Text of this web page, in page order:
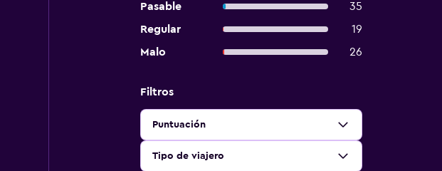
Pasable
35
Regular
19
Malo
26
Filtros
Puntuación
Tipo de viajero